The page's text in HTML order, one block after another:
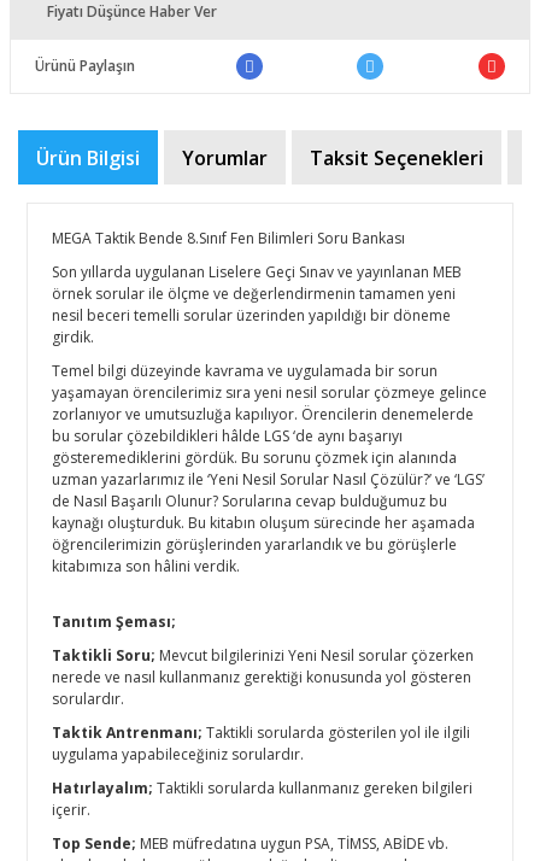
Fiyatı Düşünce Haber Ver
Ürünü Paylaşın
Ürün Bilgisi Yorumlar Taksit Seçenekleri
MEGA Taktik Bende 8.Sınıf Fen Bilimleri Soru Bankası
Son yıllarda uygulanan Liselere Geçi Sınav ve yayınlanan MEB
örnek sorular ile ölçme ve değerlendirmenin tamamen yeni
nesil beceri temelli sorular üzerinden yapıldığı bir döneme
girdik.
Temel bilgi düzeyinde kavrama ve uygulamada bir sorun
yaşamayan örencilerimiz sıra yeni nesil sorular çözmeye gelince
zorlanıyor ve umutsuzluğa kapılıyor. Örencilerin denemelerde
bu sorular çözebildikleri hâlde LGS ‘de aynı başarıyı
gösteremediklerini gördük. Bu sorunu çözmek için alanında
uzman yazarlarımız ile ‘Yeni Nesil Sorular Nasıl Çözülür?’ ve ‘LGS’
de Nasıl Başarılı Olunur? Sorularına cevap bulduğumuz bu
kaynağı oluşturduk. Bu kitabın oluşum sürecinde her aşamada
öğrencilerimizin görüşlerinden yararlandık ve bu görüşlerle
kitabımıza son hâlini verdik.
Tanıtım Şeması;
Taktikli Soru; Mevcut bilgilerinizi Yeni Nesil sorular çözerken
nerede ve nasıl kullanmanız gerektiği konusunda yol gösteren
sorulardır.
Taktik Antrenmanı; Taktikli sorularda gösterilen yol ile ilgili
uygulama yapabileceğiniz sorulardır.
Hatırlayalım; Taktikli sorularda kullanmanız gereken bilgileri
içerir.
Top Sende; MEB müfredatına uygun PSA, TİMSS, ABİDE vb.